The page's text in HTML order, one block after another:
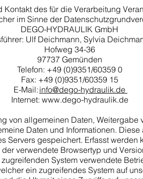
Kontakt des für die Verarbeitung
im Sinne der
DEGO-HYDRAULIK GmbH
Ulf Deichmann, Sylvia
Hofweg 34-36
97737 Gemünden
Telefon: +49 (0)9351/60359 0
Fax: +49 (0)9351/60359 15
E-Mail: info@dego-hydraulik.de
Internet: www.dego-hydraulik.de
von allgemeinen Daten, Weitergabe
Daten und Informationen.
Servers gespeichert. Erfasst werden
der verwendete Browsertyp und
System verwendete
ein zugreifendes System auf